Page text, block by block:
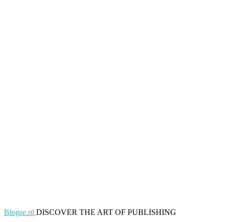
Blogse.nl DISCOVER THE ART OF PUBLISHING